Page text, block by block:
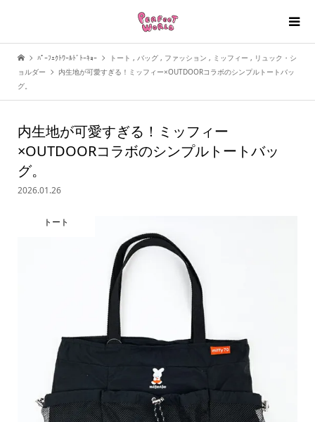
ﾊﾟｰﾌｪｸﾄﾜｰﾙﾄﾞﾄｰｷｮｰ トート , バッグ , ファッション , ミッフィー , リュック・シ
ョルダー
内生地が可愛すぎる！ミッフィー×OUTDOORコラボのシンプルトートバッ
グ。
内生地が可愛すぎる！ミッフィー
×OUTDOORコラボのシンプルトートバッ
グ。
2026.01.26
トート